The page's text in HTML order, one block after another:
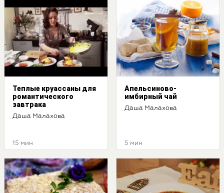
Теплые круассаны для
романтического
завтрака
Даша Малахова
15 мин
Апельсиново-
имбирный чай
Даша Малахова
5 мин